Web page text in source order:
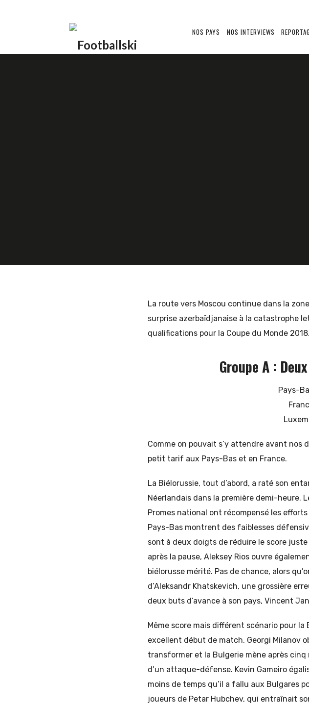
Footballski NOS PAYS NOS INTERVIEWS
La route vers Moscou continue dans la
surprise azerbaïdjanaise à la catastrophe
qualifications pour la Coupe du Monde 2018.
Groupe A :
Pays-
Comme on pouvait s’y attendre avant nos
petit tarif aux Pays-Bas et en France.
La Biélorussie, tout d’abord, a raté son
Néerlandais dans la première demi-heure.
Promes national ont récompensé les
Pays-Bas montrent des faiblesses
sont à deux doigts de réduire le score
après la pause, Aleksey Rios ouvre
biélorusse mérité. Pas de chance, alors
d’Aleksandr Khatskevich, une grossière
deux buts d’avance à son pays, Vincent
Même score mais différent scénario pour
excellent début de match. Georgi Milanov
transformer et la Bulgerie mène après
d’un attaque-défense. Kevin Gameiro
moins de temps qu’il a fallu aux Bulgares
joueurs de Petar Hubchev, qui entraînait